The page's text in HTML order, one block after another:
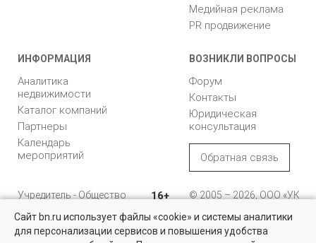
Найти квартиру - это просто!
Медийная реклама
PR продвижение
ИНФОРМАЦИЯ
Аналитика
недвижимости
Каталог компаний
Партнеры
Календарь
мероприятий
ВОЗНИКЛИ ВОПРОСЫ
Форум
Контакты
Юридическая
консультация
Обратная связь
Учредитель - Общество
ответственностью
"Управляющая
компания "Бюллетень
16+
© 2005 – 2026, ООО «УК
196105, Санкт-
Петербург, пр. Юрия
Сайт bn.ru использует файлы «cookie» и системы аналитики
для персонализации сервисов и повышения удобства